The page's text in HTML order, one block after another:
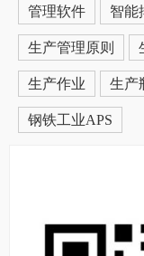
管理软件 智能
生产管理原则
生产作业 生产
钢铁工业APS